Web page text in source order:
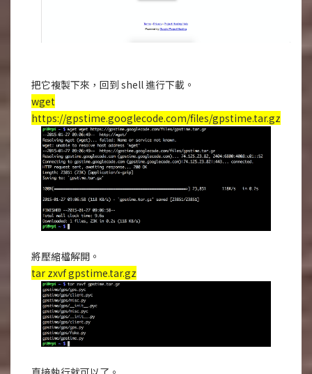
把它複製下來，回到 shell 進行下載。
wget
https://gpstime.googlecode.com/files/gpstime.tar.gz
將壓縮檔解開。
tar zxvf gpstime.tar.gz